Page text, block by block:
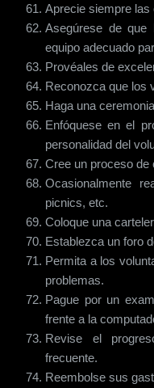
Aprecie siempre las
Asegúrese de que
equipo adecuado
Provéales de
Reconozca que los
Haga una
Enfóquese en el
personalidad del
Cree un proceso de
Ocasionalmente
picnics, etc.
Coloque una
Establezca un foro
Permita a los
problemas.
Pague por un
frente a la
Revise el
frecuente.
Reembolse sus